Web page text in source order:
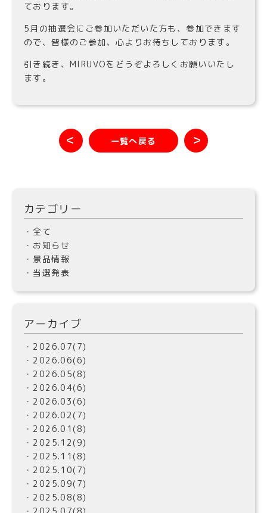
ております。
5月の抽選会にご参加いただいた方も、参加できます
ので、皆様のご参加、心よりお待ちしております。
引き続き、MIRUVOをどうぞよろしくお願いいたし
ます。
＜ 一覧へ戻る ＞
カテゴリー
・全て
・お知らせ
・景品情報
・当選発表
アーカイブ
・2026.07(7)
・2026.06(6)
・2026.05(8)
・2026.04(6)
・2026.03(6)
・2026.02(7)
・2026.01(8)
・2025.12(9)
・2025.11(8)
・2025.10(7)
・2025.09(7)
・2025.08(8)